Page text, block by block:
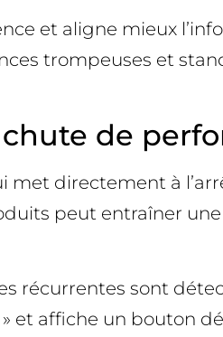
et aligne mieux
trompeuses et
de
directement à
peut entraîner
récurrentes sont
et affiche un bouton